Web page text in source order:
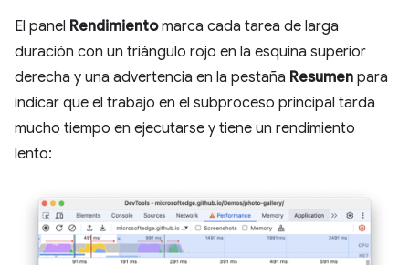
El panel Rendimientomarca cada tarea de larga
duración con un triángulo rojo en la esquina superior
derecha y una advertencia en la pestaña Resumen para
indicar que el trabajo en el subproceso principal tarda
mucho tiempo en ejecutarse y tiene un rendimiento
lento: